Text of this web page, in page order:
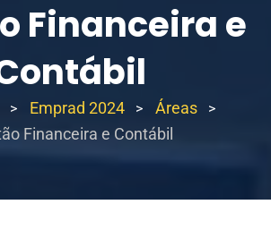
Financeira e
> Emprad 2024 > Áreas >
Financeira e Contábil